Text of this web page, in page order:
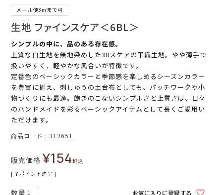
メール便3mまで可
生地 ファインスケア＜6BL＞
シンプルの中に、品のある存在感。
上質な白生地を無地染めした30スケアの平織生地。やや薄手で
扱いやすく、軽やかな風合いが特徴です。
定番色のベーシックカラーと季節感を楽しめるシーズンカラー
を豊富に揃え、刺しゅうの土台布としても、パッチワークや小
物づくりにも最適。飽きのこないシンプルさと上質さは、日々
のハンドメイドを彩るベーシックアイテムとして長くご愛用い
ただけます。
商品コード 312651
販売価格 ¥154税込
[ 7 ポイント進呈 ]
お気に入りに登録する